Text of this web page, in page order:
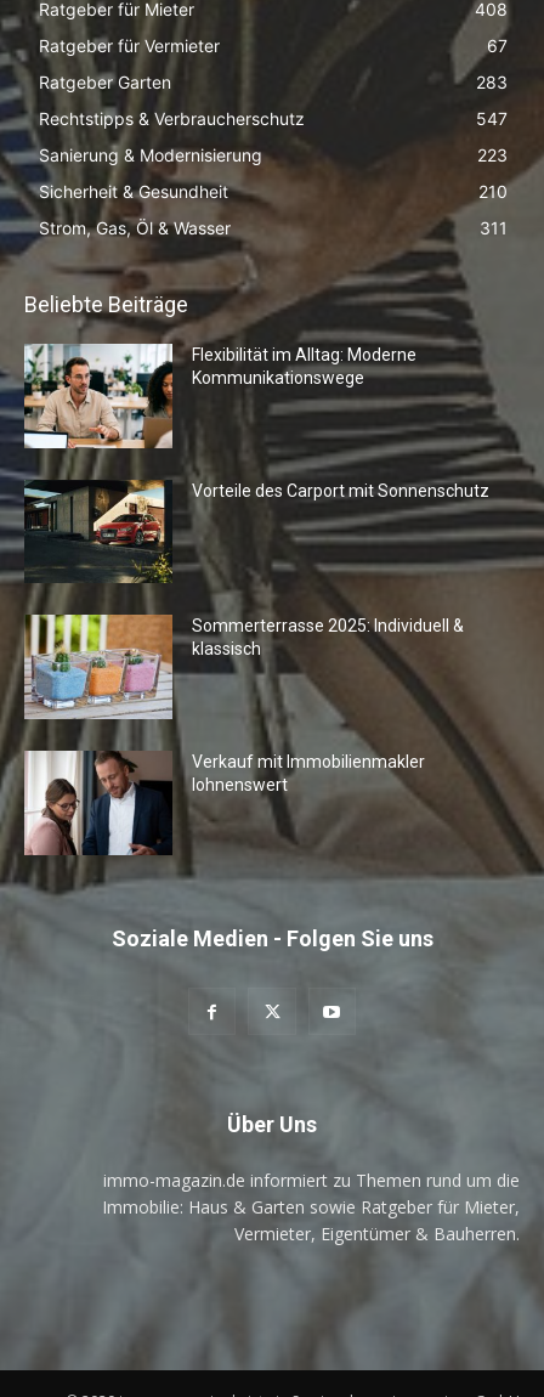
Ratgeber für Mieter
408
Ratgeber für Vermieter
67
Ratgeber Garten
283
Rechtstipps & Verbraucherschutz
547
Sanierung & Modernisierung
223
Sicherheit & Gesundheit
210
Strom, Gas, Öl & Wasser
311
Beliebte Beiträge
Flexibilität im Alltag: Moderne
Kommunikationswege
Vorteile des Carport mit Sonnenschutz
Sommerterrasse 2025: Individuell &
klassisch
Verkauf mit Immobilienmakler
lohnenswert
Soziale Medien - Folgen Sie uns
Über Uns
immo-magazin.de informiert zu Themen rund um die
Immobilie: Haus & Garten sowie Ratgeber für Mieter,
Vermieter, Eigentümer & Bauherren.